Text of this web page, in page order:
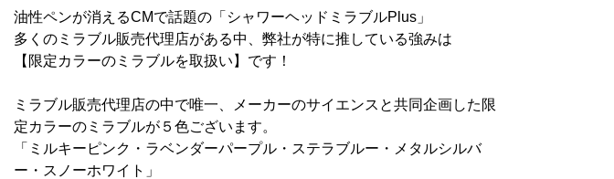
油性ペンが消えるCMで話題の「シャワーヘッドミラブルPlus」
多くのミラブル販売代理店がある中、弊社が特に推している強みは
【限定カラーのミラブルを取扱い】です！
ミラブル販売代理店の中で唯一、メーカーのサイエンスと共同企画した限
定カラーのミラブルが５色ございます。
「ミルキーピンク・ラベンダーパープル・ステラブルー・メタルシルバ
ー・スノーホワイト」